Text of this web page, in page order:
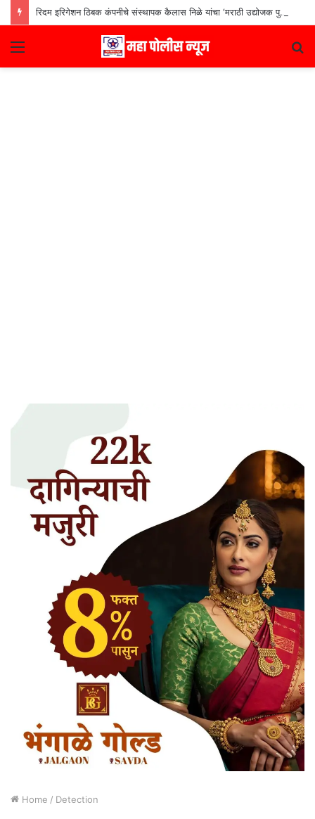
रिदम इरिगेशन ठिबक कंपनीचे संस्थापक कैलास निळे यांचा ‘मराठी उद्योजक पुरस्कार
Menu
Home / Detection